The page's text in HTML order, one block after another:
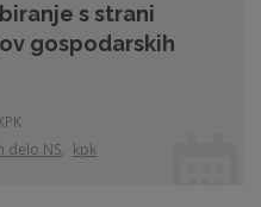
s strani
gospodarskih
delo NS, kpk